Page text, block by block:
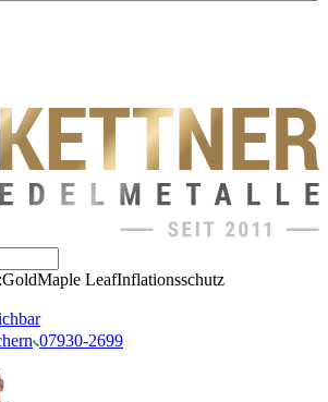
GoldMaple LeafInflationsschutz
07930-2699